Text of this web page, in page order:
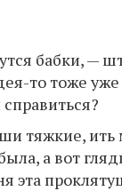
бабки, —
то тоже
тяжкие, ить
а вот
эта